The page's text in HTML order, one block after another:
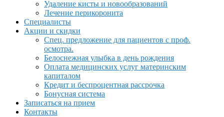
Удаление кисты и новообразований
Лечение перикоронита
Специалисты
Акции и скидки
Спец. предложение для пациентов с проф.
осмотра.
Белоснежная улыбка в день рождения
Оплата медицинских услуг материнским
капиталом
Кредит и беспроцентная рассрочка
Бонусная система
Записаться на прием
Контакты